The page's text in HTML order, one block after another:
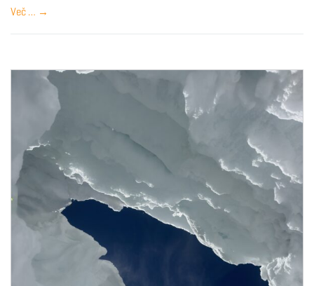
w
r
Več … →